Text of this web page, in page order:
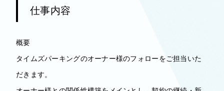
仕事内容
概要
タイムズパーキングのオーナー様のフォローをご担当いた
だきます。